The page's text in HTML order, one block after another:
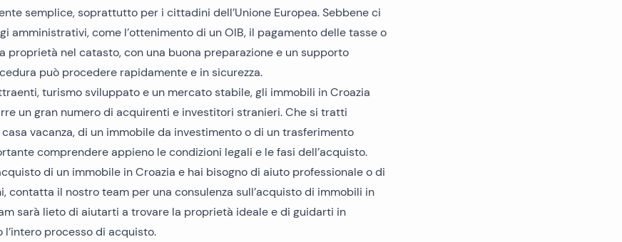
semplice, soprattutto per i cittadini dell’Unione Europea. Sebbene ci
amministrativi, come l’ottenimento di un OIB, il pagamento delle tasse o
proprietà nel catasto, con una buona preparazione e un supporto
può procedere rapidamente e in sicurezza.
turismo sviluppato e un mercato stabile, gli immobili in Croazia
un gran numero di acquirenti e investitori stranieri. Che si tratti
vacanza, di un immobile da investimento o di un trasferimento
comprendere appieno le condizioni legali e le fasi dell’acquisto.
di un immobile in Croazia e hai bisogno di aiuto professionale o di
contatta il nostro team per una consulenza sull’acquisto di immobili in
sarà lieto di aiutarti a trovare la proprietà ideale e di guidarti in
l’intero processo di acquisto.